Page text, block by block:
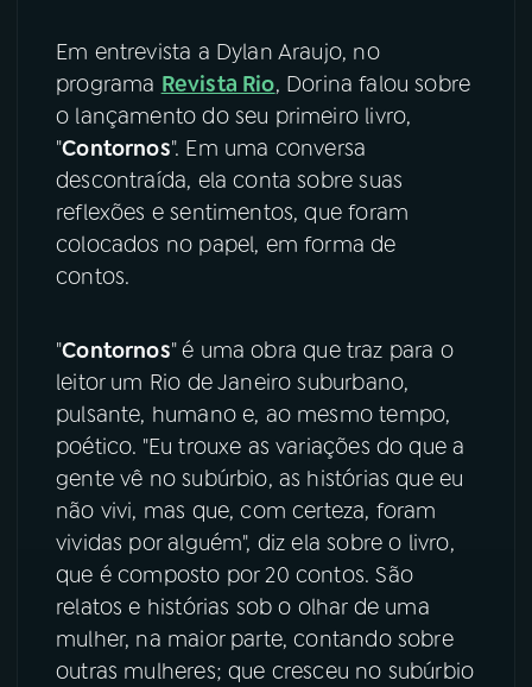
Instagram X
TikTok
Em entrevista a Dylan Araujo, no
programa Revista Rio, Dorina falou sobre
o lançamento do seu primeiro livro,
"Contornos". Em uma conversa
descontraída, ela conta sobre suas
reflexões e sentimentos, que foram
colocados no papel, em forma de
contos.
"Contornos" é uma obra que traz para o
leitor um Rio de Janeiro suburbano,
pulsante, humano e, ao mesmo tempo,
poético. "Eu trouxe as variações do que a
gente vê no subúrbio, as histórias que eu
não vivi, mas que, com certeza, foram
vividas por alguém", diz ela sobre o livro,
que é composto por 20 contos. São
relatos e histórias sob o olhar de uma
mulher, na maior parte, contando sobre
outras mulheres; que cresceu no subúrbio